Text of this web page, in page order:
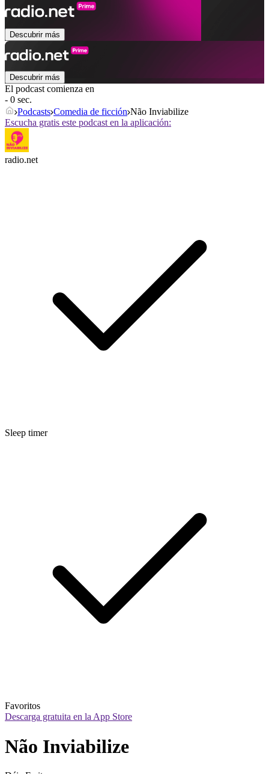
Descubrir más
Descubrir más
El podcast comienza en
- 0 sec.
Podcasts Comedia de ficción Não Inviabilize
Escucha gratis este podcast en la aplicación:
radio.net
Sleep timer
Favoritos
Descarga gratuita en la App Store
Não Inviabilize